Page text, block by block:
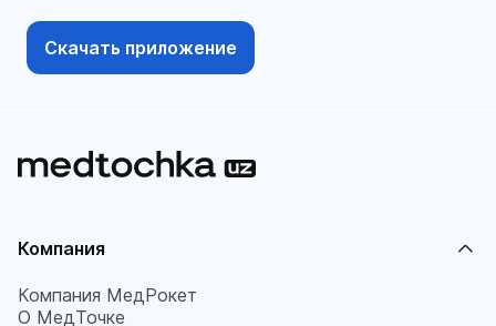
Скачать приложение
Компания
Компания МедРокет
О МедТочке